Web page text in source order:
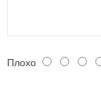
Плохо